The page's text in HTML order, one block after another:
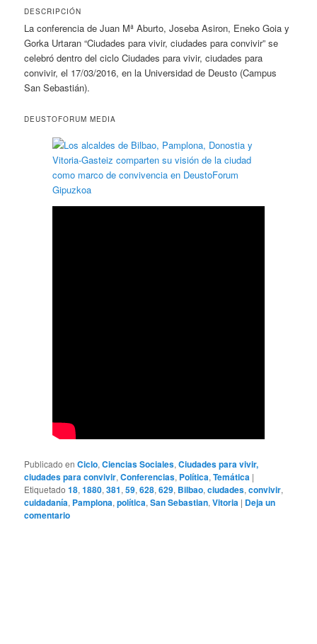
DESCRIPCIÓN
La conferencia de Juan Mª Aburto, Joseba Asiron, Eneko Goia y
Gorka Urtaran “Ciudades para vivir, ciudades para convivir” se
celebró dentro del ciclo Ciudades para vivir, ciudades para
convivir, el 17/03/2016, en la Universidad de Deusto (Campus
San Sebastián).
DEUSTOFORUM MEDIA
Publicado en Ciclo,Ciencias Sociales,Ciudades para vivir,
ciudades para convivir,Conferencias, Política,Temática |
Etiquetado 18,1880,381,59,628,629, Bilbao,ciudades,convivir,
cuidadanía, Pamplona,política,San Sebastian,Vitoria | Deja un
comentario